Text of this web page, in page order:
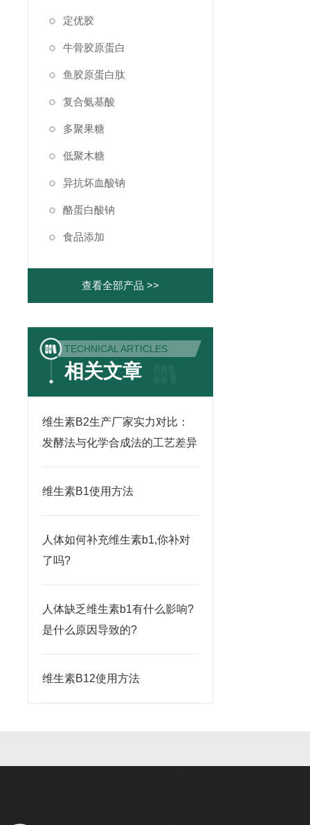
定优胶
牛骨胶原蛋白
鱼胶原蛋白肽
复合氨基酸
多聚果糖
低聚木糖
异抗坏血酸钠
酪蛋白酸钠
食品添加
查看全部产品 >>
TECHNICAL ARTICLES
相关文章
维生素B2生产厂家实力对比：
发酵法与化学合成法的工艺差异
维生素B1使用方法
人体如何补充维生素b1,你补对
了吗?
人体缺乏维生素b1有什么影响?
是什么原因导致的?
维生素B12使用方法